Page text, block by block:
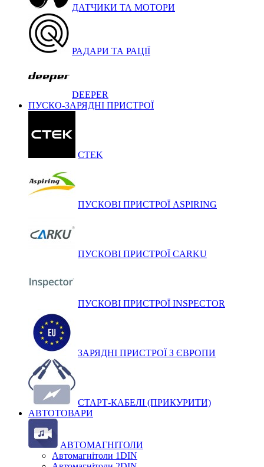
ДАТЧИКИ ТА МОТОРИ
РАДАРИ ТА РАЦІЇ
DEEPER
ПУСКО-ЗАРЯДНІ ПРИСТРОЇ
CTEK
ПУСКОВІ ПРИСТРОЇ ASPIRING
ПУСКОВІ ПРИСТРОЇ CARKU
ПУСКОВІ ПРИСТРОЇ INSPECTOR
ЗАРЯДНІ ПРИСТРОЇ З ЄВРОПИ
СТАРТ-КАБЕЛІ (ПРИКУРИТИ)
АВТОТОВАРИ
АВТОМАГНІТОЛИ
Автомагнітоли 1DIN